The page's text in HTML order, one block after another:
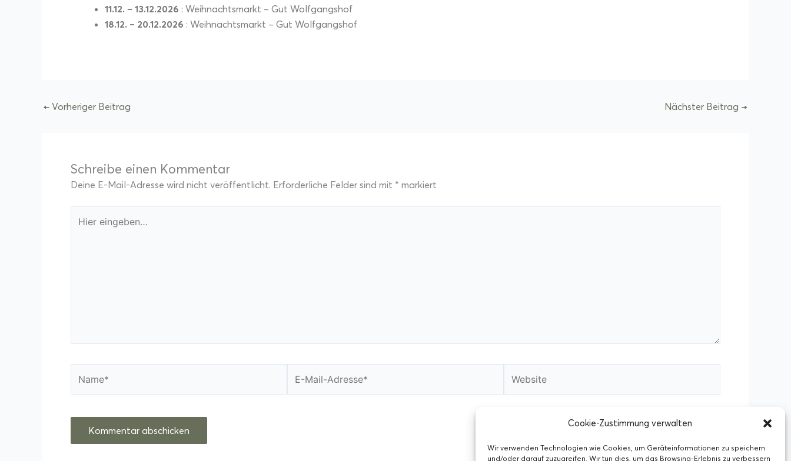
Cookie-Zustimmung verwalten
Wir verwenden Technologien wie Cookies, um Geräteinformationen zu speichern
und/oder darauf zuzugreifen. Wir tun dies, um das Browsing-Erlebnis zu verbessern
11.12. – 13.12.2026 : Weihnachtsmarkt – Gut Wolfgangshof
18.12. – 20.12.2026 : Weihnachtsmarkt – Gut Wolfgangshof
← Vorheriger Beitrag Nächster Beitrag →
Schreibe einen Kommentar
Deine E-Mail-Adresse wird nicht veröffentlicht. Erforderliche Felder sind mit * markiert
eingeben…
Mail-